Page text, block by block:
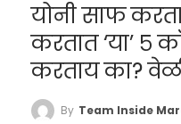
योनी साफ
करतात ‘या’ ५
करताय का?
By Team Inside